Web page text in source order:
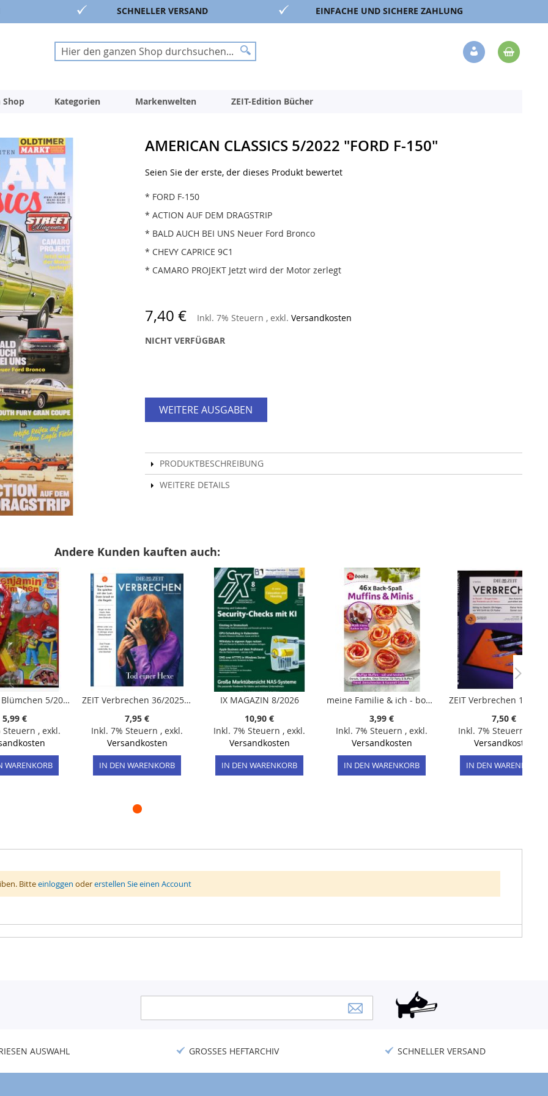
SCHNELLER VERSAND EINFACHE UND SICHERE ZAHLUNG
Suche
Suche
Veränderung
Shop Kategorien Markenwelten ZEIT-Edition Bücher
AMERICAN CLASSICS 5/2022 "FORD F-150"
Seien Sie der erste, der dieses Produkt bewertet
* FORD F-150
* ACTION AUF DEM DRAGSTRIP
* BALD AUCH BEI UNS Neuer Ford Bronco
* CHEVY CAPRICE 9C1
* CAMARO PROJEKT Jetzt wird der Motor zerlegt
7,40 € Inkl. 7% Steuern , exkl. Versandkosten
NICHT VERFÜGBAR
WEITERE AUSGABEN
PRODUKTBESCHREIBUNG
WEITERE DETAILS
Andere Kunden kauften auch:
Benjamin Blümchen 5/2026 "Extra: Dosenwerfen"
5,99 €
Steuern , exkl.
WARENKORB
ZEIT Verbrechen 36/2025 "Tod einer Hexe"
7,95 €
Inkl. 7% Steuern , exkl.
Versandkosten
IN DEN WARENKORB
IX MAGAZIN 8/2026
10,90 €
Inkl. 7% Steuern , exkl.
Versandkosten
IN DEN WARENKORB
meine Familie & ich - boo 16/2025 "46x Back-Spaß Muffins & Minis"
3,99 €
Inkl. 7% Steuern , exkl.
Versandkosten
IN DEN WARENKORB
7,50 €
Inkl. 7% Steuern
Versandkosten
IN DEN WARENKORB
Bitteeinloggen odererstellen Sie einen Account
Newsletter:
AUSWAHL GROSSES HEFTARCHIV SCHNELLER VERSAND